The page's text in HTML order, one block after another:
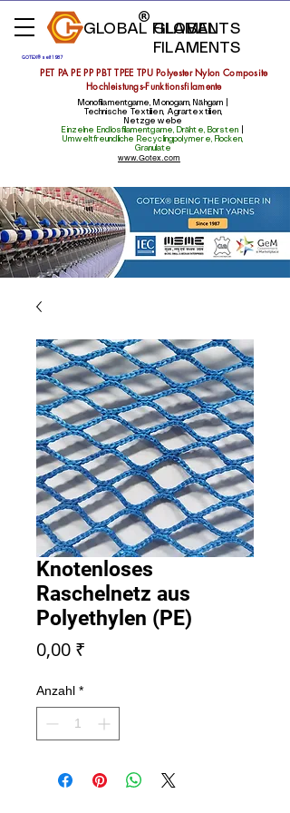
GOTEX® seit 1987
Monofilamentgarne, Monogarn, Nähgarn |
Technische Textilien, Agrartextilien,
Netzgewebe
Einzelne Endlosfilamentgarne, Drähte, Borsten
Umweltfreundliche Recyclingpolymere, Flocken,
Granulate
PET PA PE PP PBT TPEE TPU Polyester Nylon Composite
Hochleistungs-Funktionsfilamente
www.Gotex.com
GLOBAL FILAMENTS
GLOBAL
FILAMENTS
Knotenloses
Raschelnetz aus
Polyethylen (PE)
0,00 ₹
Anzahl *